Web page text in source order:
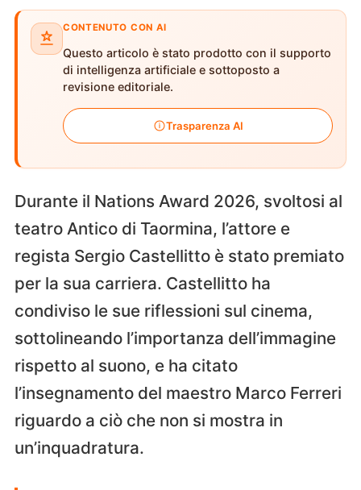
CONTENUTO CON AI
Questo articolo è stato prodotto con il supporto
di intelligenza artificiale e sottoposto a
revisione editoriale.
Trasparenza AI
Durante il Nations Award 2026, svoltosi al
teatro Antico di Taormina, l’attore e
regista Sergio Castellitto è stato premiato
per la sua carriera. Castellitto ha
condiviso le sue riflessioni sul cinema,
sottolineando l’importanza dell’immagine
rispetto al suono, e ha citato
l’insegnamento del maestro Marco Ferreri
riguardo a ciò che non si mostra in
un’inquadratura.